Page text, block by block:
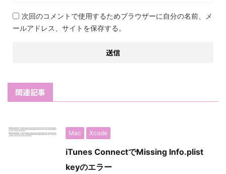
次回のコメントで使用するためブラウザーに自分の名前、メ
ールアドレス、サイトを保存する。
関連記事
Mac Xcode
iTunes ConnectでMissing Info.plist
keyのエラー